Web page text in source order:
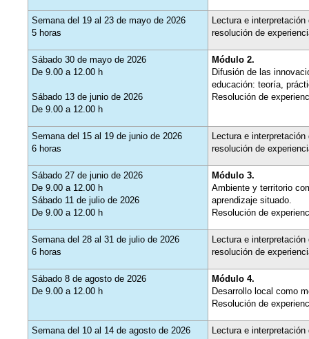
Semana del 19 al 23 de mayo de 2026
5 horas
Lectura e
resolución de
Sábado 30 de mayo de 2026
De 9.00 a 12.00 h
Sábado 13 de junio de 2026
De 9.00 a 12.00 h
Módulo 2.
Difusión de las
educación: teoría,
Resolución de
Semana del 15 al 19 de junio de 2026
6 horas
Lectura e
resolución de
Sábado 27 de junio de 2026
De 9.00 a 12.00 h
Sábado 11 de julio de 2026
De 9.00 a 12.00 h
Módulo 3.
Ambiente y territorio
aprendizaje situado.
Resolución de
Semana del 28 al 31 de julio de 2026
6 horas
Lectura e
resolución de
Sábado 8 de agosto de 2026
De 9.00 a 12.00 h
Módulo 4.
Desarrollo local como
Resolución de
Semana del 10 al 14 de agosto de 2026
Lectura e